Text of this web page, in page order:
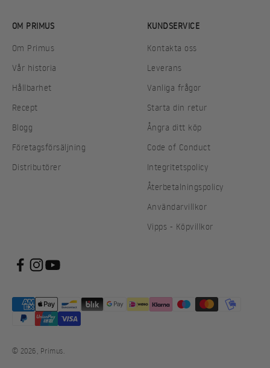
OM PRIMUS
Om Primus
Vår historia
Hållbarhet
Recept
Blogg
Företagsförsäljning
Distributörer
KUNDSERVICE
Kontakta oss
Leverans
Vanliga frågor
Starta din retur
Ångra ditt köp
Code of Conduct
Integritetspolicy
Återbetalningspolicy
Användarvillkor
Vipps - Köpvillkor
© 2026, Primus.